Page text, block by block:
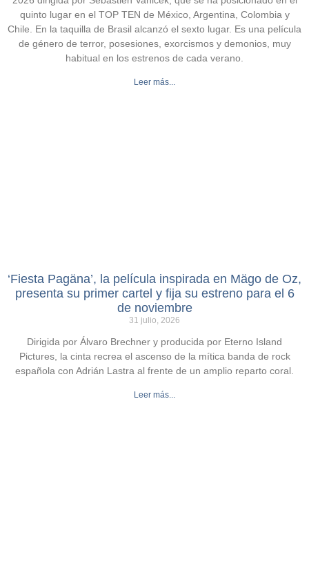
quinto lugar en el TOP TEN de México, Argentina, Colombia y
Chile. En la taquilla de Brasil alcanzó el sexto lugar. Es una película
de género de terror, posesiones, exorcismos y demonios, muy
habitual en los estrenos de cada verano.
Leer más...
‘Fiesta Pagäna’, la película inspirada en Mägo de Oz,
presenta su primer cartel y fija su estreno para el 6
de noviembre
31 julio, 2026
Dirigida por Álvaro Brechner y producida por Eterno Island
Pictures, la cinta recrea el ascenso de la mítica banda de rock
española con Adrián Lastra al frente de un amplio reparto coral.
Leer más...